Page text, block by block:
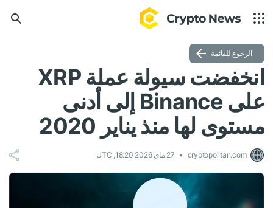
الرجوع للقائمة
انخفضت سيولة عملة XRP
على Binance إلى أدنى
مستوى لها منذ يناير 2020
cryptopolitan.com 27 ماي 2026 18:20, UTC